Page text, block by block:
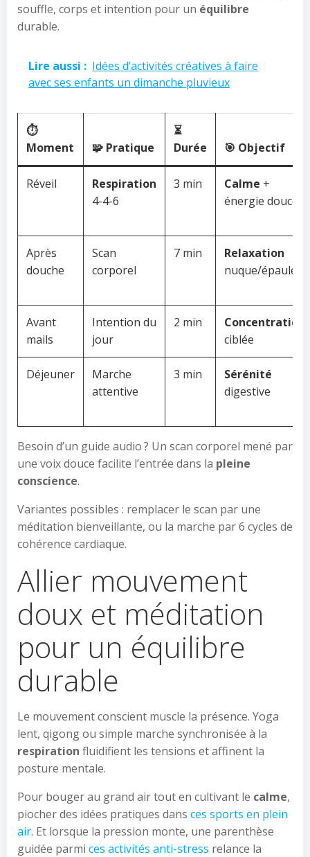
souffle, corps et intention pour un équilibre
durable.
Lire aussi : Idées d’activités créatives à faire
avec ses enfants un dimanche pluvieux
⏱️
Moment
🧩 Pratique
⏳
Durée
🎯 Objectif
Réveil
Respiration
4-4-6
3 min Calme +
énergie douce
Après
douche
Scan
corporel
7 min
Relaxation
nuque/épaules
Avant
mails
Intention du
jour
2 min
Concentration
ciblée
Déjeuner
Marche
attentive
3 min
Sérénité
digestive
Besoin d’un guide audio ? Un scan corporel mené par
une voix douce facilite l’entrée dans la pleine
conscience.
Variantes possibles : remplacer le scan par une
méditation bienveillante, ou la marche par 6 cycles de
cohérence cardiaque.
Allier mouvement
doux et méditation
pour un équilibre
durable
Le mouvement conscient muscle la présence. Yoga
lent, qigong ou simple marche synchronisée à la
respiration fluidifient les tensions et affinent la
posture mentale.
Pour bouger au grand air tout en cultivant le calme,
piocher des idées pratiques dans ces sports en plein
air. Et lorsque la pression monte, une parenthèse
guidée parmi ces activités anti-stress relance la